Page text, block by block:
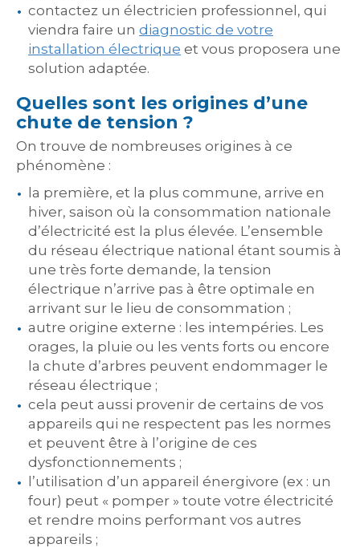
contactez un électricien professionnel, qui
viendra faire un diagnostic de votre
installation électrique et vous proposera une
solution adaptée.
Quelles sont les origines d’une
chute de tension ?
On trouve de nombreuses origines à ce
phénomène :
la première, et la plus commune, arrive en
hiver, saison où la consommation nationale
d’électricité est la plus élevée. L’ensemble
du réseau électrique national étant soumis à
une très forte demande, la tension
électrique n’arrive pas à être optimale en
arrivant sur le lieu de consommation ;
autre origine externe : les intempéries. Les
orages, la pluie ou les vents forts ou encore
la chute d’arbres peuvent endommager le
réseau électrique ;
cela peut aussi provenir de certains de vos
appareils qui ne respectent pas les normes
et peuvent être à l’origine de ces
dysfonctionnements ;
l’utilisation d’un appareil énergivore (ex : un
four) peut « pomper » toute votre électricité
et rendre moins performant vos autres
appareils ;